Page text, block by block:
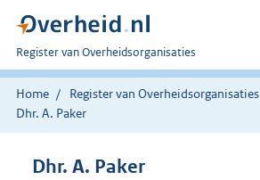
U
bent
nu
hier:
Register van Overheidsorganisaties
Home Register van Overheidsorganisaties
Dhr. A. Paker
Dhr. A. Paker